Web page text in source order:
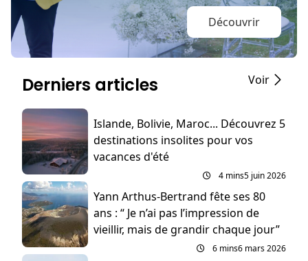
Découvrir
Derniers articles Voir
Islande, Bolivie, Maroc... Découvrez 5
destinations insolites pour vos
vacances d'été
4 mins5 juin 2026
Yann Arthus-Bertrand fête ses 80
ans : “ Je n’ai pas l’impression de
vieillir, mais de grandir chaque jour”
6 mins6 mars 2026